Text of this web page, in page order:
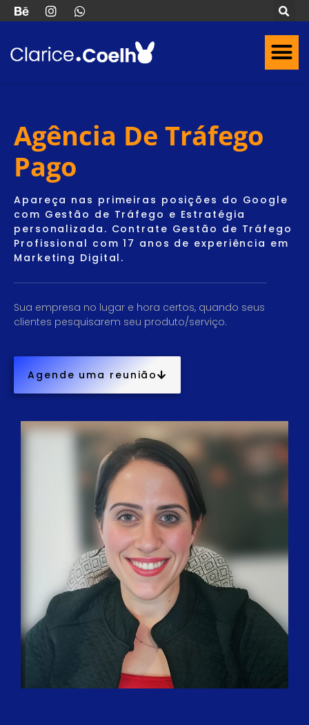
Agência De Tráfego
Pago
Apareça nas primeiras posições do Google
com Gestão de Tráfego e Estratégia
personalizada. Contrate Gestão de Tráfego
Profissional com 17 anos de experiência em
Marketing Digital.
Sua empresa no lugar e hora certos, quando seus
clientes pesquisarem seu produto/serviço.
Agende uma reunião